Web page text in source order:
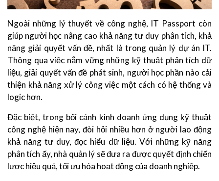
Ngoài những lý thuyết về công nghệ, IT Passport còn
giúp người học nâng cao khả năng tư duy phân tích, khả
năng giải quyết vấn đề, nhất là trong quản lý dự án IT.
Thông qua việc nắm vững những kỹ thuật phân tích dữ
liệu, giải quyết vấn đề phát sinh, người học phần nào cải
thiện khả năng xử lý công việc một cách có hệ thống và
logic hơn.
Đặc biệt, trong bối cảnh kinh doanh ứng dụng kỹ thuật
công nghệ hiện nay, đòi hỏi nhiều hơn ở người lao động
khả năng tư duy, đọc hiểu dữ liệu. Với những kỹ năng
phân tích ấy, nhà quản lý sẽ đưa ra được quyết định chiến
lược hiệu quả, tối ưu hóa hoạt động của doanh nghiệp.